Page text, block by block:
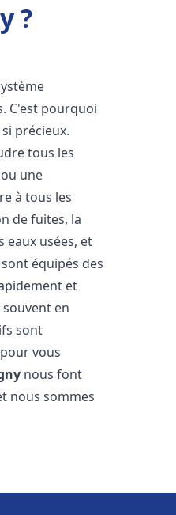
?
C'est pourquoi
précieux.
tous les
une
à tous les
de fuites, la
eaux usées, et
sont équipés des
et
en
sont
vous
nous font
nous sommes